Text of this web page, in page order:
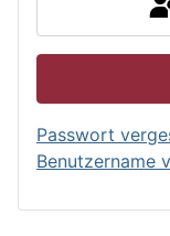
Passwort
Benutzername